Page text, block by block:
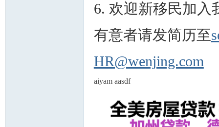
6. 欢迎新移民加入
有意者请发简历至
HR@wenjing.com
aiyam aasdf